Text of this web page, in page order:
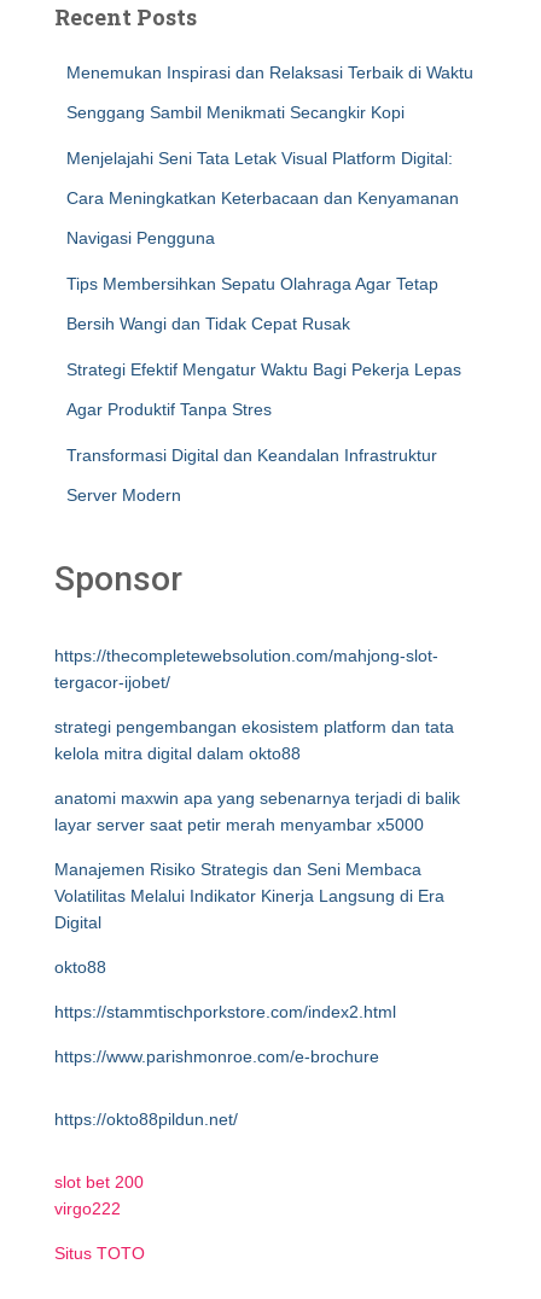
Recent Posts
Menemukan Inspirasi dan Relaksasi Terbaik di Waktu
Senggang Sambil Menikmati Secangkir Kopi
Menjelajahi Seni Tata Letak Visual Platform Digital:
Cara Meningkatkan Keterbacaan dan Kenyamanan
Navigasi Pengguna
Tips Membersihkan Sepatu Olahraga Agar Tetap
Bersih Wangi dan Tidak Cepat Rusak
Strategi Efektif Mengatur Waktu Bagi Pekerja Lepas
Agar Produktif Tanpa Stres
Transformasi Digital dan Keandalan Infrastruktur
Server Modern
Sponsor
https://thecompletewebsolution.com/mahjong-slot-
tergacor-ijobet/
strategi pengembangan ekosistem platform dan tata
kelola mitra digital dalam okto88
anatomi maxwin apa yang sebenarnya terjadi di balik
layar server saat petir merah menyambar x5000
Manajemen Risiko Strategis dan Seni Membaca
Volatilitas Melalui Indikator Kinerja Langsung di Era
Digital
okto88
https://stammtischporkstore.com/index2.html
https://www.parishmonroe.com/e-brochure
https://okto88pildun.net/
slot bet 200
virgo222
Situs TOTO